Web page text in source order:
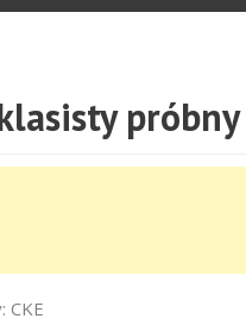
CKE